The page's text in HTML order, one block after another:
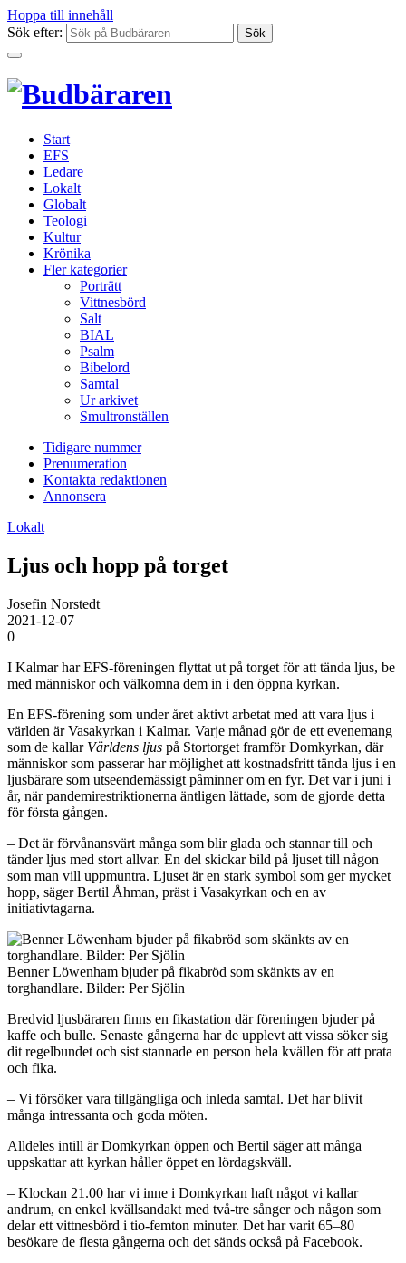
Hoppa till innehåll
Sök efter:
Start
EFS
Ledare
Lokalt
Globalt
Teologi
Kultur
Krönika
Fler kategorier
Porträtt
Vittnesbörd
Salt
BIAL
Psalm
Bibelord
Samtal
Ur arkivet
Smultronställen
Tidigare nummer
Prenumeration
Kontakta redaktionen
Annonsera
Lokalt
Ljus och hopp på torget
Josefin Norstedt
2021-12-07
0
I Kalmar har EFS-föreningen flyttat ut på torget för att tända ljus, be
med människor och välkomna dem in i den öppna kyrkan.
En EFS-förening som under året aktivt arbetat med att vara ljus i
världen är Vasakyrkan i Kalmar. Varje månad gör de ett evenemang
som de kallar Världens ljus på Stortorget framför Domkyrkan, där
människor som passerar har möjlighet att kostnadsfritt tända ljus i en
ljusbärare som utseendemässigt påminner om en fyr. Det var i juni i
år, när pandemirestriktionerna äntligen lättade, som de gjorde detta
för första gången.
– Det är förvånansvärt många som blir glada och stannar till och
tänder ljus med stort allvar. En del skickar bild på ljuset till någon
som man vill uppmuntra. Ljuset är en stark symbol som ger mycket
hopp, säger Bertil Åhman, präst i Vasakyrkan och en av
initiativtagarna.
Benner Löwenham bjuder på fikabröd som skänkts av en
torghandlare. Bilder: Per Sjölin
Bredvid ljusbäraren finns en fikastation där föreningen bjuder på
kaffe och bulle. Senaste gångerna har de upplevt att vissa söker sig
dit regelbundet och sist stannade en person hela kvällen för att prata
och fika.
– Vi försöker vara tillgängliga och inleda samtal. Det har blivit
många intressanta och goda möten.
Alldeles intill är Domkyrkan öppen och Bertil säger att många
uppskattar att kyrkan håller öppet en lördagskväll.
– Klockan 21.00 har vi inne i Domkyrkan haft något vi kallar
andrum, en enkel kvällsandakt med två-tre sånger och någon som
delar ett vittnesbörd i tio-femton minuter. Det har varit 65–80
besökare de flesta gångerna och det sänds också på Facebook.